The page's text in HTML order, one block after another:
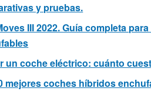
y pruebas.
III 2022. Guía completa
un coche eléctrico: cuánto
mejores coches híbridos